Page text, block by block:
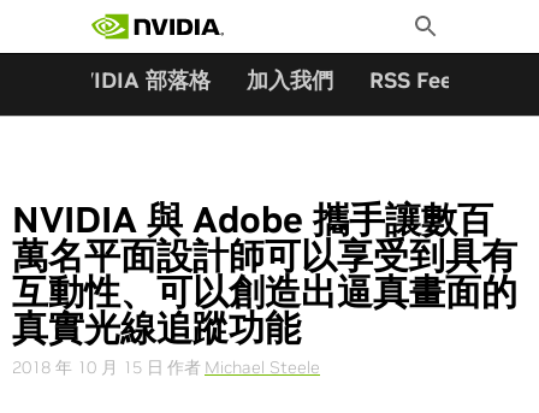
Toggle
Search
NVIDIA 部落格 加入我們 RSS Feeds
NVIDIA 與 Adobe 攜手讓數百
萬名平面設計師可以享受到具有
互動性、可以創造出逼真畫面的
真實光線追蹤功能
2018 年 10 月 15 日 作者 Michael Steele